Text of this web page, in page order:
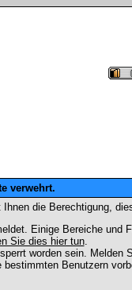
verwehrt.
die Berechtigung,
Einige Bereiche und
Sie dies hier tun.
worden sein.
Benutzern